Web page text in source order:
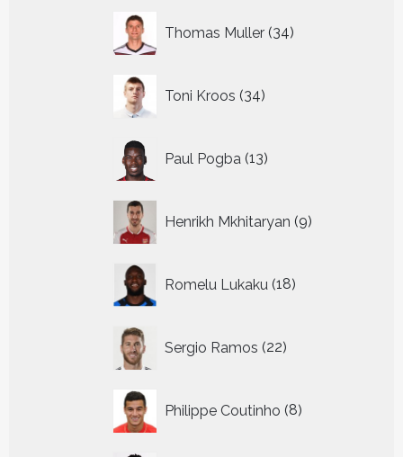
Thomas Muller 34
producten
Toni Kroos 34
producten
Paul Pogba 13
producten
Henrikh Mkhitaryan 9
producten
Romelu Lukaku 18
producten
Sergio Ramos 22
producten
Philippe Coutinho 8
producten